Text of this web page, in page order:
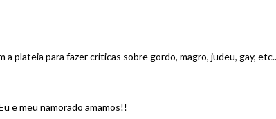
a plateia para fazer criticas sobre gordo, magro, judeu, gay,
e meu namorado amamos!!